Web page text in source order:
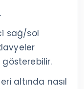
sağ/sol
gösterebilir.
altında nasıl